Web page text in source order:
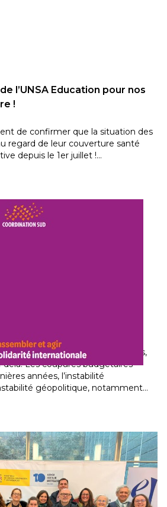
l’UNSA Education pour nos
!
de confirmer que la situation des
regard de leur couverture santé
depuis le 1er juillet !…
connaît des difficultés profondes,
Les coupures budgétaires
années, l’instabilité
géopolitique, notamment…